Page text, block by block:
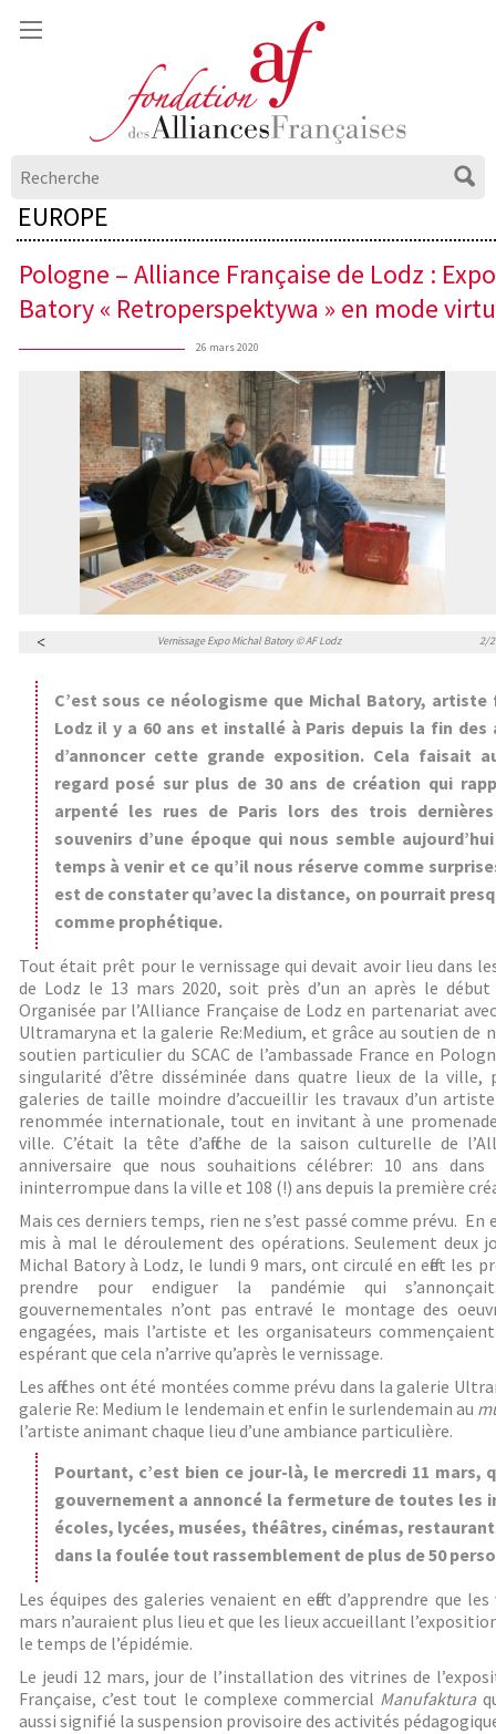
EUROPE
Pologne – Alliance Française de Lodz :
Batory « Retroperspektywa » en mode
26 mars 2020
Vernissage Expo Michal Batory © AF Lodz 2/2
C’est sous ce néologisme que Michal Batory,
Lodz il y a 60 ans et installé à Paris depuis la fin des
d’annoncer cette grande exposition. Cela faisait
regard posé sur plus de 30 ans de création qui
arpenté les rues de Paris lors des trois dernières
souvenirs d’une époque qui nous semble
temps à venir et ce qu’il nous réserve comme
est de constater qu’avec la distance, on pourrait
comme prophétique.
Tout était prêt pour le vernissage qui devait avoir lieu dans
de Lodz le 13 mars 2020, soit près d’un an après le
Organisée par l’Alliance Française de Lodz en partenariat
Ultramaryna et la galerie Re:Medium, et grâce au soutien de
soutien particulier du SCAC de l’ambassade France en
singularité d’être disséminée dans quatre lieux de la
galeries de taille moindre d’accueillir les travaux d’un
renommée internationale, tout en invitant à une
ville. C’était la tête d’affiche de la saison culturelle de
anniversaire que nous souhaitions célébrer: 10 ans dans
ininterrompue dans la ville et 108 (!) ans depuis la première
Mais ces derniers temps, rien ne s’est passé comme prévu. En
mis à mal le déroulement des opérations. Seulement deux
Michal Batory à Lodz, le lundi 9 mars, ont circulé en effet les
prendre pour endiguer la pandémie qui
gouvernementales n’ont pas entravé le montage des
engagées, mais l’artiste et les organisateurs
espérant que cela n’arrive qu’après le vernissage.
Les affiches ont été montées comme prévu dans la galerie
galerie Re: Medium le lendemain et enfin le surlendemain au
l’artiste animant chaque lieu d’une ambiance particulière.
Pourtant, c’est bien ce jour-là, le mercredi 11 mars,
gouvernement a annoncé la fermeture de toutes les
écoles, lycées, musées, théâtres, cinémas,
dans la foulée tout rassemblement de plus de 50
Les équipes des galeries venaient en effet d’apprendre que
mars n’auraient plus lieu et que les lieux accueillant
le temps de l’épidémie.
Le jeudi 12 mars, jour de l’installation des vitrines de
Française, c’est tout le complexe commercial Manufaktura
aussi signifié la suspension provisoire des activités